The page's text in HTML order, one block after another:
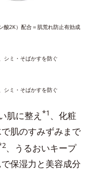
酸2K）配合＝肌荒れ防止有効成
シミ・そばかすを防ぐ
シミ・そばかすを防ぐ
肌に整え *1 、化粧
肌のすみずみまで
、うるおいキープ
保湿力と美容成分